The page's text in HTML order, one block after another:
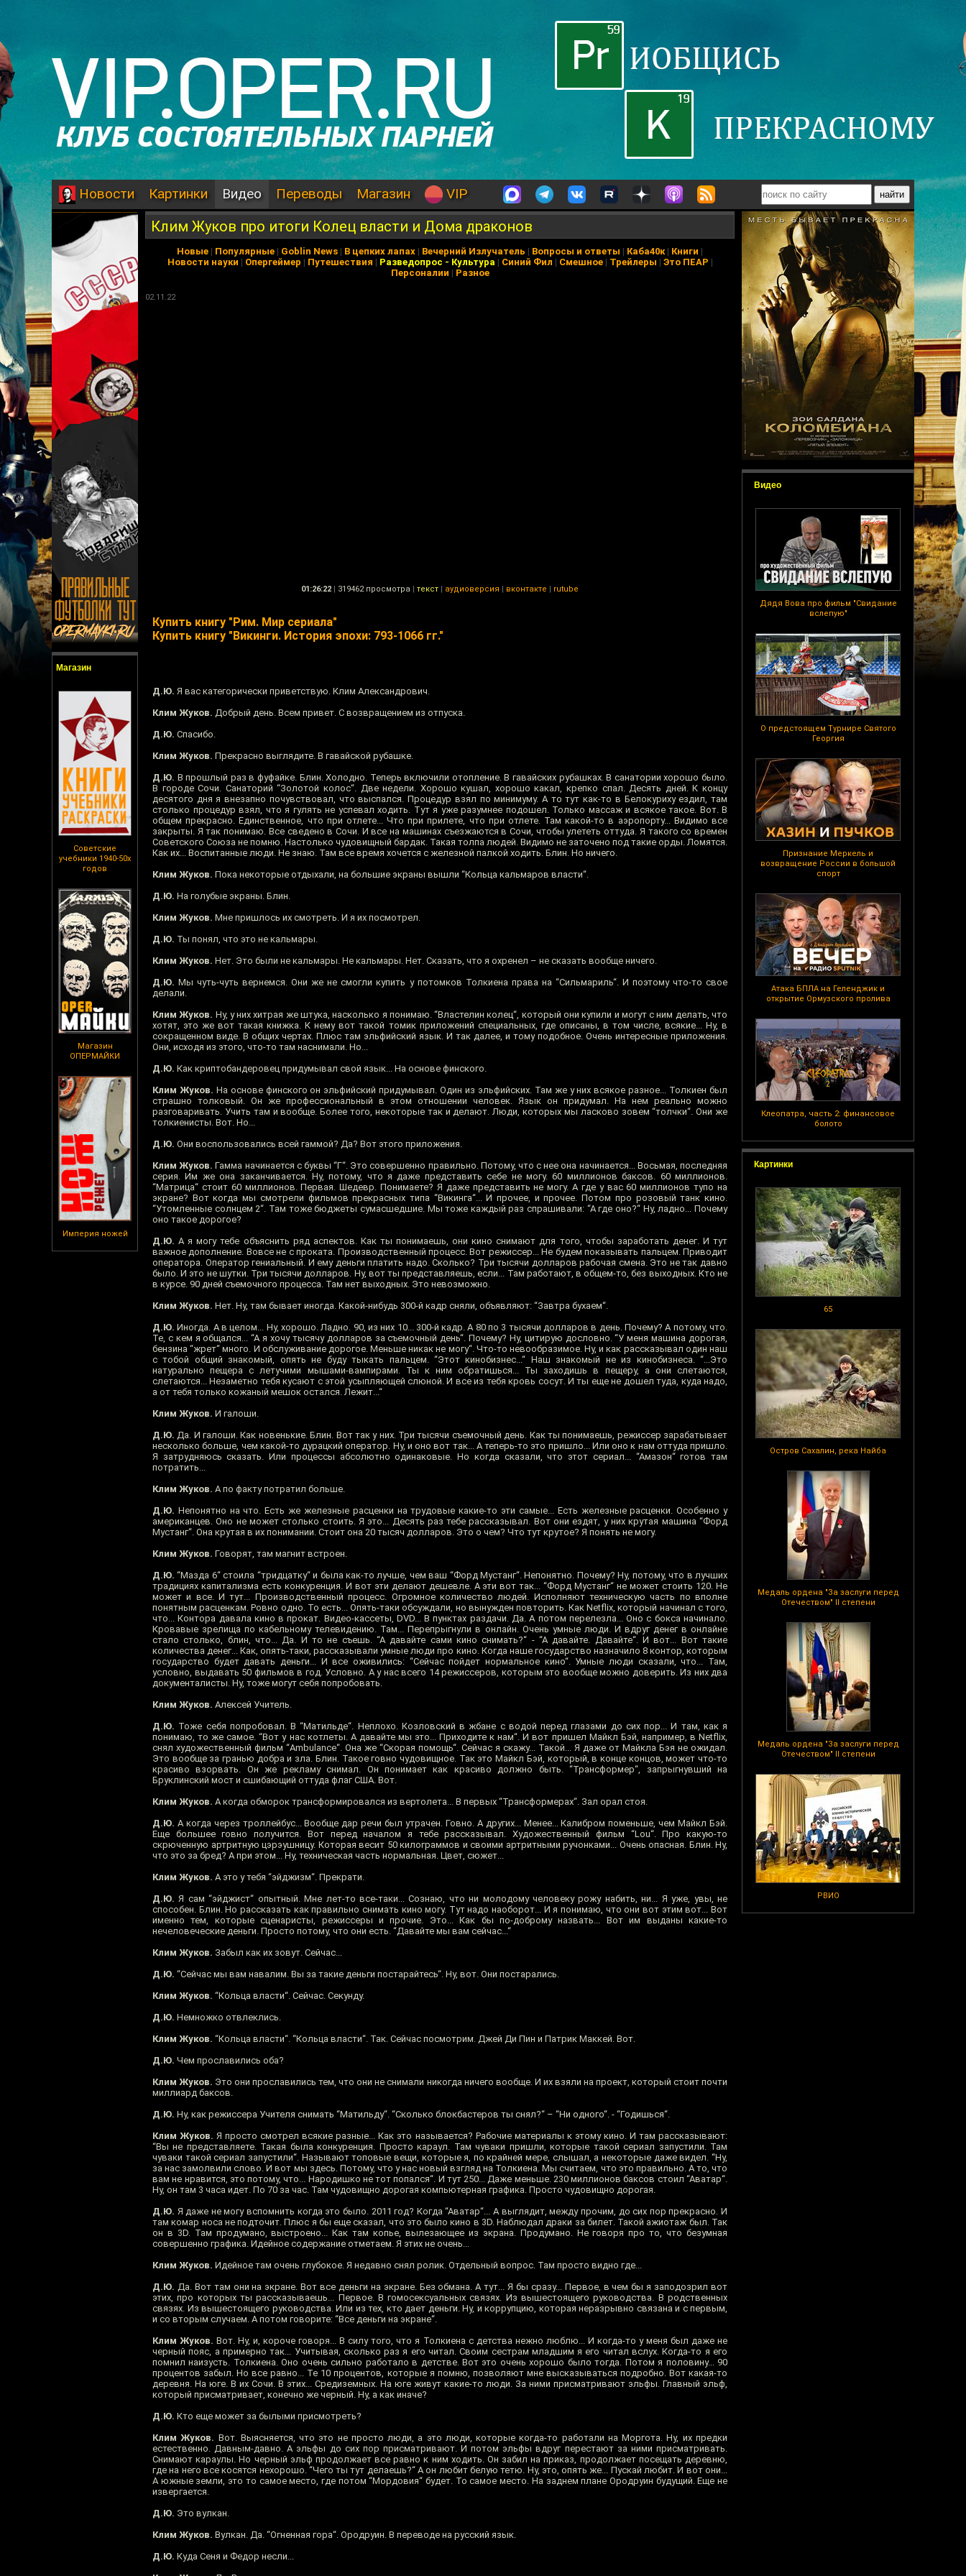
Новости Картинки Видео Переводы Магазин VIP
Магазин
Советские
учебники 1940-50х
годов
Магазин
ОПЕРМАЙКИ
Империя ножей
Видео
Дядя Вова про фильм "Свидание
вслепую"
О предстоящем Турнире Святого
Георгия
Признание Меркель и
возвращение России в большой
спорт
Атака БПЛА на Геленджик и
открытие Ормузского пролива
Клеопатра, часть 2: финансовое
болото
Картинки
65
Остров Сахалин, река Найба
Медаль ордена "За заслуги перед
Отечеством" II степени
Медаль ордена "За заслуги перед
Отечеством" II степени
РВИО
Клим Жуков про итоги Колец власти и Дома драконов
Новые | Популярные | Goblin News | В цепких лапах | Вечерний Излучатель | Вопросы и ответы | Каба40к| Книги |
Новости науки | Опергеймер | Путешествия | Разведопрос - Культура | Синий Фил | Смешное| Трейлеры | Это ПЕАР |
Персоналии | Разное
02.11.22
01:26:22 | 319462 просмотра | текст | аудиоверсия | вконтакте | rutube
Купить книгу "Рим. Мир сериала"
Купить книгу "Викинги. История эпохи: 793-1066 гг."
Д.Ю. Я вас категорически приветствую. Клим Александрович.
Клим Жуков. Добрый день. Всем привет. С возвращением из отпуска.
Д.Ю. Спасибо.
Клим Жуков. Прекрасно выглядите. В гавайской рубашке.
Д.Ю. В прошлый раз в фуфайке. Блин. Холодно. Теперь включили отопление. В гавайских рубашках. В санатории хорошо было.
В городе Сочи. Санаторий “Золотой колос“. Две недели. Хорошо кушал, хорошо какал, крепко спал. Десять дней. К концу
десятого дня я внезапно почувствовал, что выспался. Процедур взял по минимуму. А то тут как-то в Белокуриху ездил, там
столько процедур взял, что я гулять не успевал ходить. Тут я уже разумнее подошел. Только массаж и всякое такое. Вот. В
общем прекрасно. Единственное, что при отлете... Что при прилете, что при отлете. Там какой-то в аэропорту... Видимо все
закрыты. Я так понимаю. Все сведено в Сочи. И все на машинах съезжаются в Сочи, чтобы улететь оттуда. Я такого со времен
Советского Союза не помню. Настолько чудовищный бардак. Такая толпа людей. Видимо не заточено под такие орды. Ломятся.
Как их... Воспитанные люди. Не знаю. Там все время хочется с железной палкой ходить. Блин. Но ничего.
Клим Жуков. Пока некоторые отдыхали, на большие экраны вышли “Кольца кальмаров власти“.
Д.Ю. На голубые экраны. Блин.
Клим Жуков. Мне пришлось их смотреть. И я их посмотрел.
Д.Ю. Ты понял, что это не кальмары.
Клим Жуков. Нет. Это были не кальмары. Не кальмары. Нет. Сказать, что я охренел – не сказать вообще ничего.
Д.Ю. Мы чуть-чуть вернемся. Они же не смогли купить у потомков Толкиена права на “Сильмариль“. И поэтому что-то свое
делали.
Клим Жуков. Ну, у них хитрая же штука, насколько я понимаю. “Властелин колец“, который они купили и могут с ним делать, что
хотят, это же вот такая книжка. К нему вот такой томик приложений специальных, где описаны, в том числе, всякие... Ну, в
сокращенном виде. В общих чертах. Плюс там эльфийский язык. И так далее, и тому подобное. Очень интересные приложения.
Они, исходя из этого, что-то там наснимали. Но...
Д.Ю. Как криптобандеровец придумывал свой язык... На основе финского.
Клим Жуков. На основе финского он эльфийский придумывал. Один из эльфийских. Там же у них всякое разное... Толкиен был
страшно толковый. Он же профессиональный в этом отношении человек. Язык он придумал. На нем реально можно
разговаривать. Учить там и вообще. Более того, некоторые так и делают. Люди, которых мы ласково зовем “толчки“. Они же
толкиенисты. Вот. Но...
Д.Ю. Они воспользовались всей гаммой? Да? Вот этого приложения.
Клим Жуков. Гамма начинается с буквы “Г“. Это совершенно правильно. Потому, что с нее она начинается... Восьмая, последняя
серия. Им же она заканчивается. Ну, потому, что я даже представить себе не могу. 60 миллионов баксов. 60 миллионов.
“Матрица“ стоит 60 миллионов. Первая. Шедевр. Понимаете? Я даже представить не могу. А где у вас 60 миллионов тупо на
экране? Вот когда мы смотрели фильмов прекрасных типа “Викинга“... И прочее, и прочее. Потом про розовый танк кино.
“Утомленные солнцем 2“. Там тоже бюджеты сумасшедшие. Мы тоже каждый раз спрашивали: “А где оно?“ Ну, ладно... Почему
оно такое дорогое?
Д.Ю. А я могу тебе объяснить ряд аспектов. Как ты понимаешь, они кино снимают для того, чтобы заработать денег. И тут
важное дополнение. Вовсе не с проката. Производственный процесс. Вот режиссер... Не будем показывать пальцем. Приводит
оператора. Оператор гениальный. И ему деньги платить надо. Сколько? Три тысячи долларов рабочая смена. Это не так давно
было. И это не шутки. Три тысячи долларов. Ну, вот ты представляешь, если... Там работают, в общем-то, без выходных. Кто не
в курсе. 90 дней съемочного процесса. Там нет выходных. Это невозможно.
Клим Жуков. Нет. Ну, там бывает иногда. Какой-нибудь 300-й кадр сняли, объявляют: “Завтра бухаем“.
Д.Ю. Иногда. А в целом... Ну, хорошо. Ладно. 90, из них 10... 300-й кадр. А 80 по 3 тысячи долларов в день. Почему? А потому, что.
Те, с кем я общался... “А я хочу тысячу долларов за съемочный день“. Почему? Ну, цитирую дословно. “У меня машина дорогая,
бензина “жрет“ много. И обслуживание дорогое. Меньше никак не могу“. Что-то невообразимое. Ну, и как рассказывал один наш
с тобой общий знакомый, опять не буду тыкать пальцем. “Этот кинобизнес...“ Наш знакомый не из кинобизнеса. “...Это
натурально пещера с летучими мышами-вампирами. Ты к ним обратишься... Ты заходишь в пещеру, а они слетаются,
слетаются... Незаметно тебя кусают с этой усыпляющей слюной. И все из тебя кровь сосут. И ты еще не дошел туда, куда надо,
а от тебя только кожаный мешок остался. Лежит...“
Клим Жуков. И галоши.
Д.Ю. Да. И галоши. Как новенькие. Блин. Вот так у них. Три тысячи съемочный день. Как ты понимаешь, режиссер зарабатывает
несколько больше, чем какой-то дурацкий оператор. Ну, и оно вот так... А теперь-то это пришло... Или оно к нам оттуда пришло.
Я затрудняюсь сказать. Или процессы абсолютно одинаковые. Но когда сказали, что этот сериал... “Амазон“ готов там
потратить...
Клим Жуков. А по факту потратил больше.
Д.Ю. Непонятно на что. Есть же железные расценки на трудовые какие-то эти самые... Есть железные расценки. Особенно у
американцев. Оно не может столько стоить. Я это... Десять раз тебе рассказывал. Вот они ездят, у них крутая машина “Форд
Мустанг“. Она крутая в их понимании. Стоит она 20 тысяч долларов. Это о чем? Что тут крутое? Я понять не могу.
Клим Жуков. Говорят, там магнит встроен.
Д.Ю. “Мазда 6“ стоила “тридцатку“ и была как-то лучше, чем ваш “Форд Мустанг“. Непонятно. Почему? Ну, потому, что в лучших
традициях капитализма есть конкуренция. И вот эти делают дешевле. А эти вот так... “Форд Мустанг“ не может стоить 120. Не
может и все. И тут... Производственный процесс. Огромное количество людей. Исполняют техническую часть по вполне
понятным расценкам. Ровно одно. То есть... Опять-таки обсуждали, но вынужден повторить. Как Netflix, который начинал с того,
что... Контора давала кино в прокат. Видео-кассеты, DVD... В пунктах раздачи. Да. А потом перелезла... Оно с бокса начинало.
Кровавые зрелища по кабельному телевидению. Там... Перепрыгнули в онлайн. Очень умные люди. И вдруг денег в онлайне
стало столько, блин, что... Да. И то не съешь. “А давайте сами кино снимать?“ - “А давайте. Давайте“. И вот... Вот такие
количества денег... Как, опять-таки, рассказывали умные люди про кино. Когда наше государство назначило 8 контор, которым
государство будет давать деньги... И все оживились: “Сейчас пойдет нормальное кино“. Умные люди сказали, что... Там,
условно, выдавать 50 фильмов в год. Условно. А у нас всего 14 режиссеров, которым это вообще можно доверить. Из них два
документалисты. Ну, тоже могут себя попробовать.
Клим Жуков. Алексей Учитель.
Д.Ю. Тоже себя попробовал. В “Матильде“. Неплохо. Козловский в жбане с водой перед глазами до сих пор... И там, как я
понимаю, то же самое. “Вот у нас котлеты. А давайте мы это... Приходите к нам“. И вот пришел Майкл Бэй, например, в Netflix,
снял художественный фильм “Ambulance“. Она же “Скорая помощь“. Сейчас я скажу... Такой... Я даже от Майкла Бэя не ожидал.
Это вообще за гранью добра и зла. Блин. Такое говно чудовищное. Так это Майкл Бэй, который, в конце концов, может что-то
красиво взорвать. Он же рекламу снимал. Он понимает как красиво должно быть. “Трансформер“, запрыгнувший на
Бруклинский мост и сшибающий оттуда флаг США. Вот.
Клим Жуков. А когда обморок трансформировался из вертолета... В первых “Трансформерах“. Зал орал стоя.
Д.Ю. А когда через троллейбус... Вообще дар речи был утрачен. Говно. А других... Менее... Калибром поменьше, чем Майкл Бэй.
Еще большее говно получится. Вот перед началом я тебе рассказывал. Художественный фильм “Lou“. Про какую-то
скрюченную артритную цэрэушницу. Которая весит 50 килограммов и своими артритными ручонками... Очень опасная. Блин. Ну,
что это за бред? А при этом... Ну, техническая часть нормальная. Цвет, сюжет...
Клим Жуков. А это у тебя “эйджизм“. Прекрати.
Д.Ю. Я сам “эйджист“ опытный. Мне лет-то все-таки... Сознаю, что ни молодому человеку рожу набить, ни... Я уже, увы, не
способен. Блин. Но рассказать как правильно снимать кино могу. Тут надо наоборот... И я понимаю, что они вот этим вот... Вот
именно тем, которые сценаристы, режиссеры и прочие. Это... Как бы по-доброму назвать... Вот им выданы какие-то
нечеловеческие деньги. Просто потому, что они есть. “Давайте мы вам сейчас...“
Клим Жуков. Забыл как их зовут. Сейчас...
Д.Ю. “Сейчас мы вам навалим. Вы за такие деньги постарайтесь“. Ну, вот. Они постарались.
Клим Жуков. “Кольца власти“. Сейчас. Секунду.
Д.Ю. Немножко отвлеклись.
Клим Жуков. “Кольца власти“. “Кольца власти“. Так. Сейчас посмотрим. Джей Ди Пин и Патрик Маккей. Вот.
Д.Ю. Чем прославились оба?
Клим Жуков. Это они прославились тем, что они не снимали никогда ничего вообще. И их взяли на проект, который стоит почти
миллиард баксов.
Д.Ю. Ну, как режиссера Учителя снимать “Матильду“. “Сколько блокбастеров ты снял?“ – “Ни одного“. - “Годишься“.
Клим Жуков. Я просто смотрел всякие разные... Как это называется? Рабочие материалы к этому кино. И там рассказывают:
“Вы не представляете. Такая была конкуренция. Просто караул. Там чуваки пришли, которые такой сериал запустили. Там
чуваки такой сериал запустили“. Называют топовые вещи, которые я, по крайней мере, слышал, а некоторые даже видел. “Ну,
за нас замолвили слово. И вот мы здесь. Потому, что у нас новый взгляд на Толкиена. Мы считаем, что это правильно. А то, что
вам не нравится, это потому, что... Народишко не тот попался“. И тут 250... Даже меньше. 230 миллионов баксов стоил “Аватар“.
Ну, он там 3 часа идет. По 70 за час. Там чудовищно дорогая компьютерная графика. Просто чудовищно дорогая.
Д.Ю. Я даже не могу вспомнить когда это было. 2011 год? Когда “Аватар“... А выглядит, между прочим, до сих пор прекрасно. И
там комар носа не подточит. Плюс я бы еще сказал, что это было кино в 3D. Наблюдал драки за билет. Такой ажиотаж был. Так
он в 3D. Там продумано, выстроено... Как там копье, вылезающее из экрана. Продумано. Не говоря про то, что безумная
совершенно графика. Идейное содержание отметаем. Я этих не очень...
Клим Жуков. Идейное там очень глубокое. Я недавно снял ролик. Отдельный вопрос. Там просто видно где...
Д.Ю. Да. Вот там они на экране. Вот все деньги на экране. Без обмана. А тут... Я бы сразу... Первое, в чем бы я заподозрил вот
этих, про которых ты рассказываешь... Первое. В гомосексуальных связях. Из вышестоящего руководства. В родственных
связях. Из вышестоящего руководства. Или из тех, кто дает деньги. Ну, и коррупцию, которая неразрывно связана и с первым,
и со вторым случаем. А потом говорите: “Все деньги на экране“.
Клим Жуков. Вот. Ну, и, короче говоря... В силу того, что я Толкиена с детства нежно люблю... И когда-то у меня был даже не
черный пояс, а примерно так... Учитывая, сколько раз я его читал. Своим сестрам младшим я его читал вслух. Когда-то я его
помнил наизусть. Толкиена. Оно очень сильно работало в детстве. Вот это очень хорошо было тогда. Потом я половину... 90
процентов забыл. Но все равно... Те 10 процентов, которые я помню, позволяют мне высказываться подробно. Вот какая-то
деревня. На юге. В их Сочи. В этих... Средиземных. На юге живут какие-то люди. За ними присматривают эльфы. Главный эльф,
который присматривает, конечно же черный. Ну, а как иначе?
Д.Ю. Кто еще может за былыми присмотреть?
Клим Жуков. Вот. Выясняется, что это не просто люди, а это люди, которые когда-то работали на Моргота. Ну, их предки
естественно. Давным-давно. А эльфы до сих пор присматривают. И потом эльфы вдруг перестают за ними присматривать.
Снимают караулы. Но черный эльф продолжает все равно к ним ходить. Он забил на приказ, продолжает посещать деревню,
где на него все косятся нехорошо. “Чего ты тут делаешь?“ А он любит белую тетю. Ну, это, опять же... Пускай любит. И вот они...
А южные земли, это то самое место, где потом “Мордовия“ будет. То самое место. На заднем плане Ородруин будущий. Еще не
извергается.
Д.Ю. Это вулкан.
Клим Жуков. Вулкан. Да. “Огненная гора“. Ородруин. В переводе на русский язык.
Д.Ю. Куда Сеня и Федор несли...